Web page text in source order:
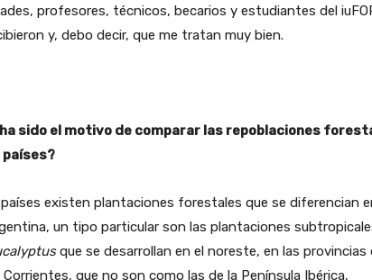
profesores, técnicos, becarios y estudiantes del
y, debo decir, que me tratan muy bien.
ha sido el motivo de comparar las repoblaciones
países?
existen plantaciones forestales que se diferencian
un tipo particular son las plantaciones
que se desarrollan en el noreste, en las provincias
Corrientes, que no son como las de la Península Ibérica,